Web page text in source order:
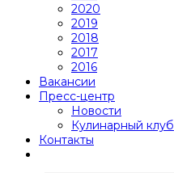
2020
2019
2018
2017
2016
Вакансии
Пресс-центр
Новости
Кулинарный клуб
Контакты